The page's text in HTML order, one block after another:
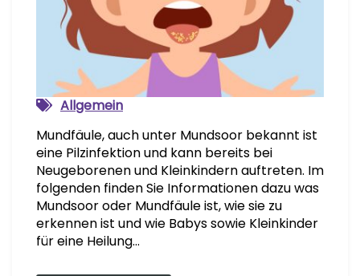
Allgemein
Mundfäule, auch unter Mundsoor bekannt ist
eine Pilzinfektion und kann bereits bei
Neugeborenen und Kleinkindern auftreten. Im
folgenden finden Sie Informationen dazu was
Mundsoor oder Mundfäule ist, wie sie zu
erkennen ist und wie Babys sowie Kleinkinder
für eine Heilung…